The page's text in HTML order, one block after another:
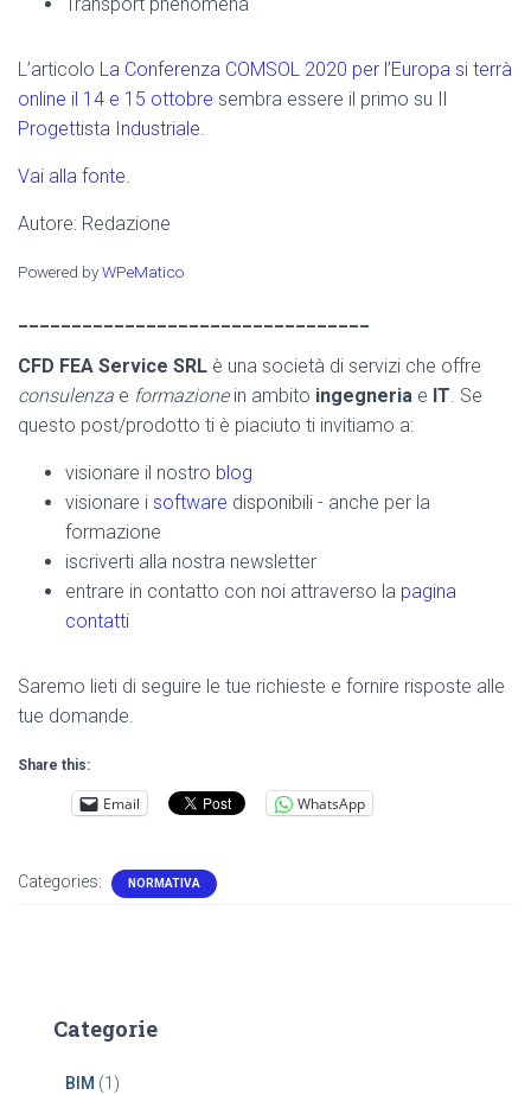
L’articolo La Conferenza COMSOL 2020 per l’Europa si terrà
online il 14 e 15 ottobre sembra essere il primo su
Progettista Industriale.
Vai alla fonte.
Autore: Redazione
Powered byWPeMatico
CFD FEA Service SRL è una società di servizi che offre
consulenza e formazionein ambito ingegneria e IT. Se
questo post/prodotto ti è piaciuto ti invitiamo a:
visionare il nostro blog
visionare i software disponibili - anche per la
formazione
iscriverti alla nostra newsletter
entrare in contatto con noi attraverso la pagina
contatti
Saremo lieti di seguire le tue richieste e fornire risposte alle
tue domande.
Share this:
Email WhatsApp
Categories: NORMATIVA
Categorie
BIM (1)